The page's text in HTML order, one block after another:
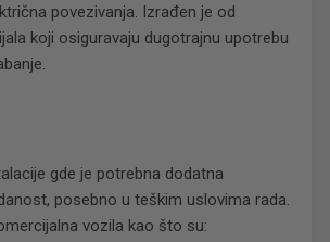
povezivanja. Izrađen je od
koji osiguravaju dugotrajnu upotrebu
gde je potrebna dodatna
posebno u teškim uslovima rada.
vozila kao što su: